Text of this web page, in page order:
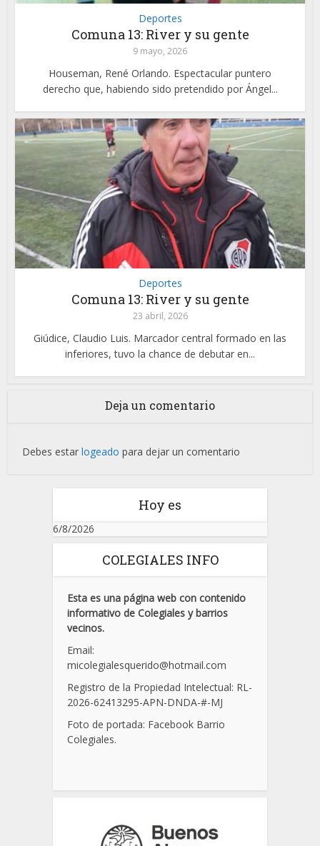
Deportes
Comuna 13: River y su gente
9 mayo, 2026
Houseman, René Orlando. Espectacular puntero
derecho que, habiendo sido pretendido por Ángel...
Deportes
Comuna 13: River y su gente
23 abril, 2026
Giúdice, Claudio Luis. Marcador central formado en las
inferiores, tuvo la chance de debutar en...
Deja un comentario
Debes estarlogeado para dejar un comentario
Hoy es
6/8/2026
COLEGIALES INFO
Esta es una página web con contenido
informativo de Colegiales y barrios
vecinos.
Email:
micolegialesquerido@hotmail.com
Registro de la Propiedad Intelectual: RL-
2026-62413295-APN-DNDA-#-MJ
Foto de portada: Facebook Barrio
Colegiales.